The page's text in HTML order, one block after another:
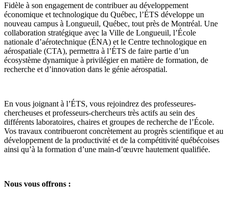
Fidèle à son engagement de contribuer au développement
économique et technologique du Québec, l’ÉTS développe un
nouveau campus à Longueuil, Québec, tout près de Montréal. Une
collaboration stratégique avec la Ville de Longueuil, l’École
nationale d’aérotechnique (ÉNA) et le Centre technologique en
aérospatiale (CTA), permettra à l’ÉTS de faire partie d’un
écosystème dynamique à privilégier en matière de formation, de
recherche et d’innovation dans le génie aérospatial.
En vous joignant à l’ÉTS, vous rejoindrez des professeures-
chercheuses et professeurs-chercheurs très actifs au sein des
différents laboratoires, chaires et groupes de recherche de l’École.
Vos travaux contribueront concrètement au progrès scientifique et au
développement de la productivité et de la compétitivité québécoises
ainsi qu’à la formation d’une main-d’œuvre hautement qualifiée.
Nous vous offrons :